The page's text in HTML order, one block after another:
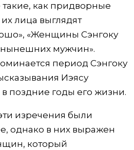
как придворные
лица выглядят
«Женщины Сэнгоку
мужчин».
период Сэнгоку
Иэясу
поздние годы его жизни.
изречения были
однако в них выражен
который